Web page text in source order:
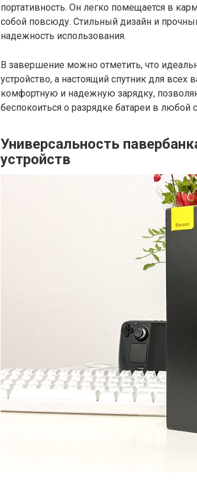
портативность. Он легко помещается в
собой повсюду. Стильный дизайн и
надежность использования.
В завершение можно отметить, что
устройство, а настоящий спутник для
комфортную и надежную зарядку,
беспокоиться о разрядке батареи в любой
Универсальность
устройств